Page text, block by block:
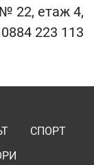
22, етаж 4,
223 113
СПОРТ